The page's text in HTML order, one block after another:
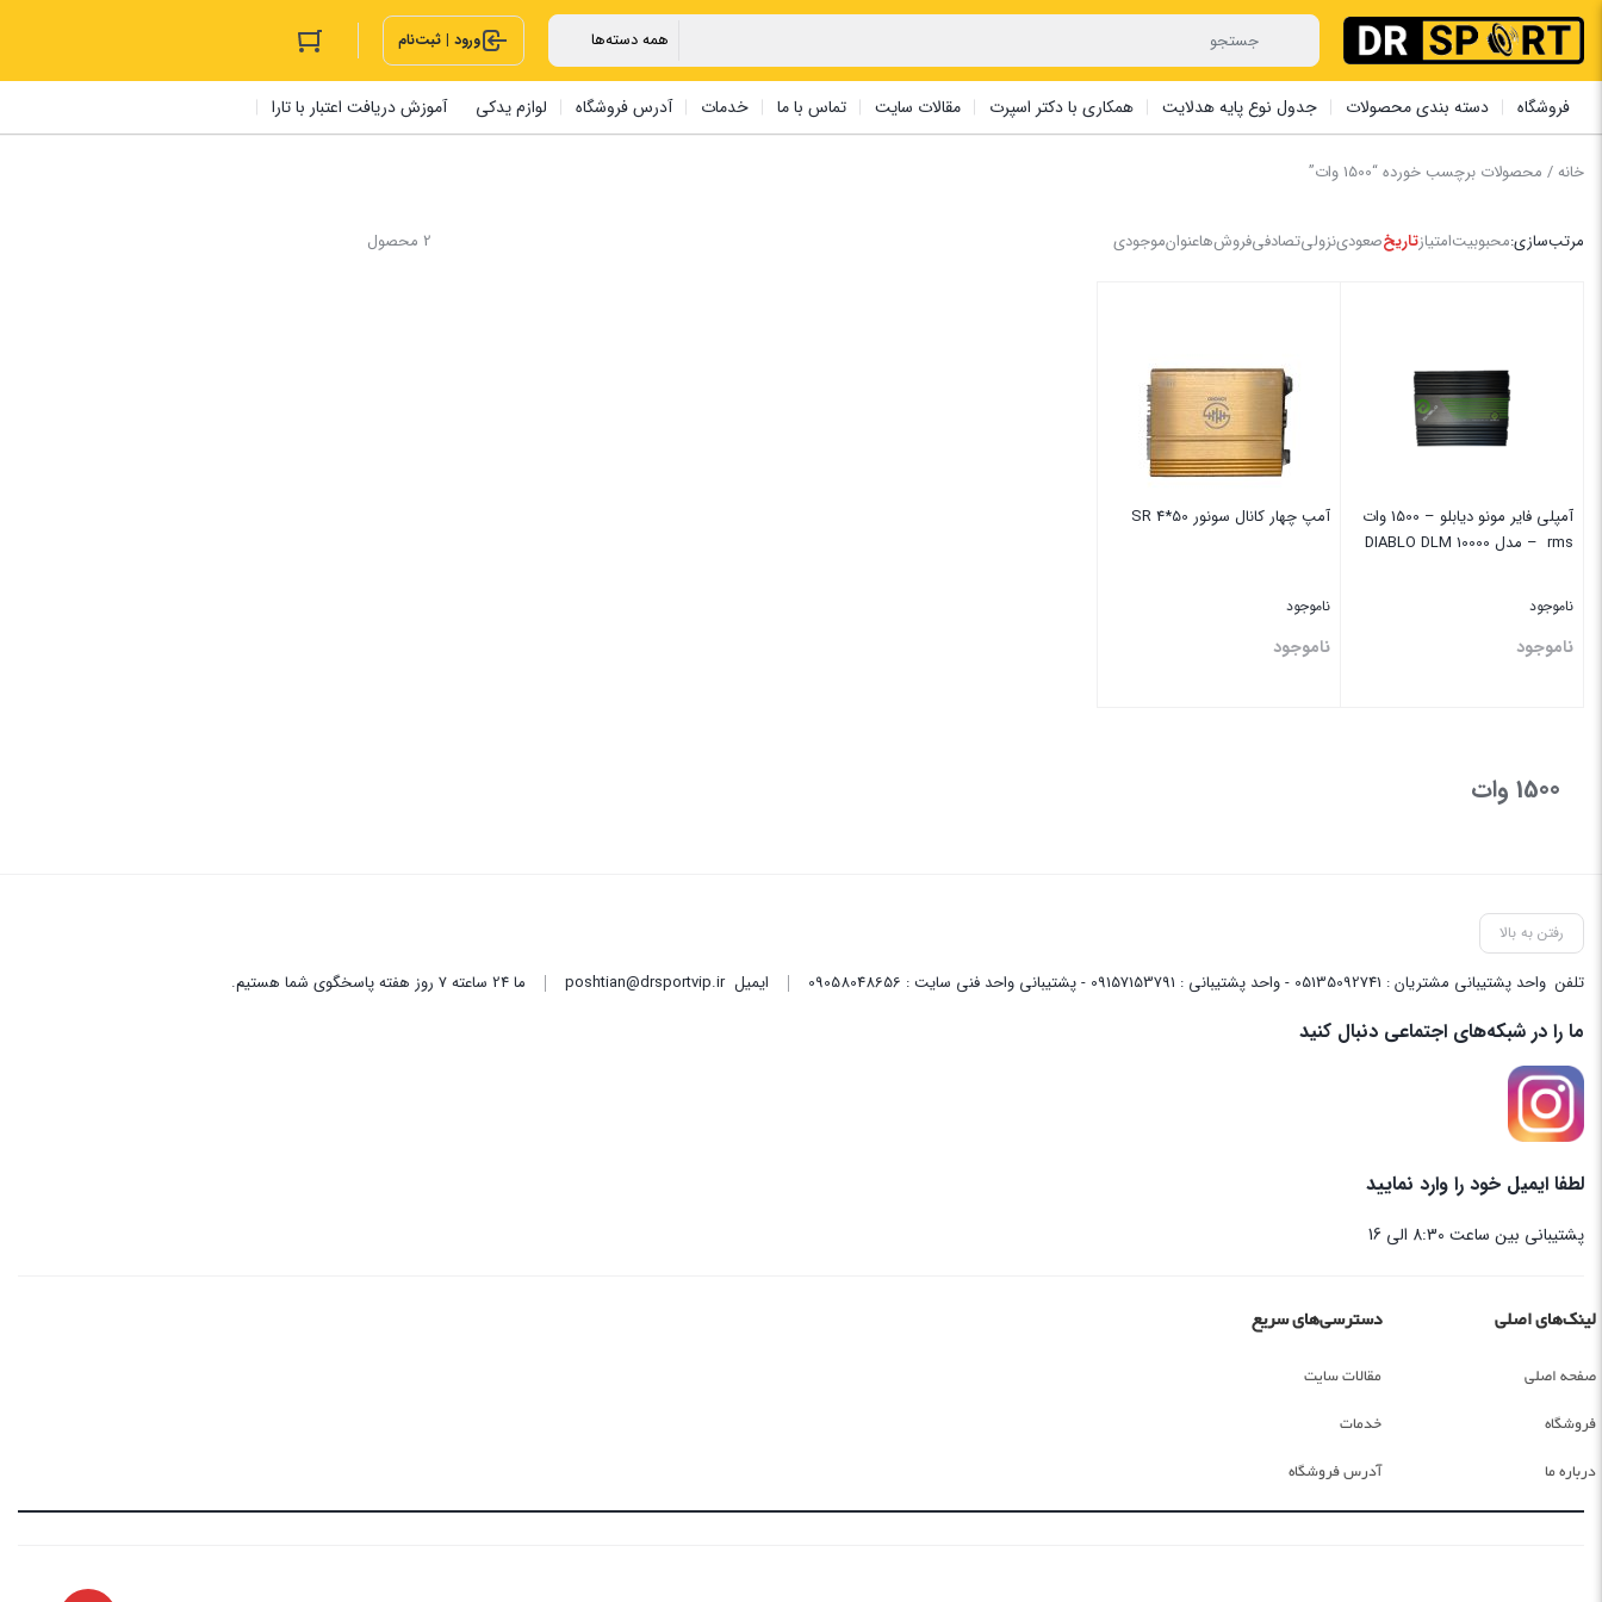
ورود | ثبت‌نام
فروشگاه دسته بندی محصولات جدول نوع پایه هدلایت همکاری با دکتر اسپرت مقالات سایت تماس با ما خدمات آدرس فروشگاه لوازم یدکی آموزش دریافت اعتبار با تارا
خانه/ محصولات برچسب خورده “1500 وات”
2 محصول مرتب‌سازی:محبوبیتامتیازتاریخصعودینزولیتصادفیفروش‌هاعنوانموجودی
آمپلی فایر مونو دیابلو – 1500 وات
rms – مدل DIABLO DLM 10000
ناموجود
ناموجود
آمپ چهار کانال سونور SR 4*50
ناموجود
ناموجود
1500 وات
رفتن به بالا
تلفن واحد پشتیبانی مشتریان : 05135092741 - واحد پشتیبانی : 09157153791 - پشتیبانی واحد فنی سایت : 09058048656 ایمیلposhtian@drsportvip.ir ما 24 ساعته 7 روز هفته پاسخگوی شما هستیم.
ما را در شبکه‌های اجتماعی دنبال کنید
لطفا ایمیل خود را وارد نمایید
پشتیبانی بین ساعت 8:30 الی 16
لینک‌های اصلی
صفحه اصلی
فروشگاه
درباره ما
دسترسی‌های سریع
مقالات سایت
خدمات
آدرس فروشگاه